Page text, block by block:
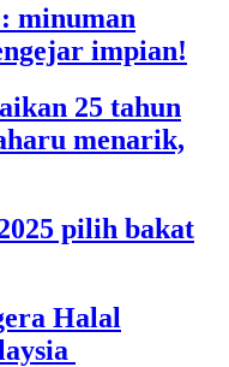
minuman
impian!
25 tahun
menarik,
pilih bakat
Halal